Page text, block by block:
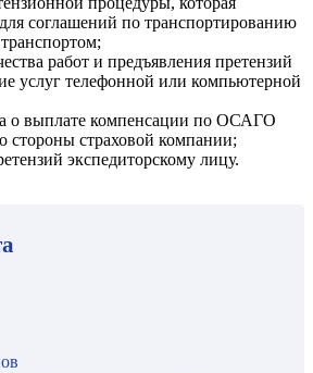
соглашений по транспортированию
работ и предъявления претензий
услуг телефонной или компьютерной
о выплате компенсации по ОСАГО
стороны страховой компании;
экспедиторскому лицу.